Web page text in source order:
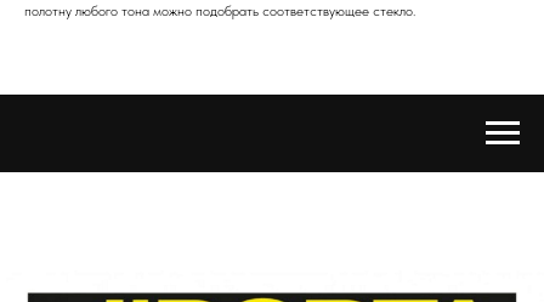
полотну любого тона можно подобрать соответствующее стекло.